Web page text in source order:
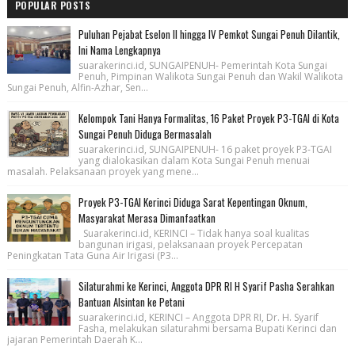
POPULAR POSTS
Puluhan Pejabat Eselon II hingga IV Pemkot Sungai Penuh Dilantik,
Ini Nama Lengkapnya
suarakerinci.id, SUNGAIPENUH- Pemerintah Kota Sungai
Penuh, Pimpinan Walikota Sungai Penuh dan Wakil Walikota
Sungai Penuh, Alfin-Azhar, Sen...
Kelompok Tani Hanya Formalitas, 16 Paket Proyek P3-TGAI di Kota
Sungai Penuh Diduga Bermasalah
suarakerinci.id, SUNGAIPENUH- 16 paket proyek P3-TGAI
yang dialokasikan dalam Kota Sungai Penuh menuai
masalah. Pelaksanaan proyek yang mene...
Proyek P3-TGAI Kerinci Diduga Sarat Kepentingan Oknum,
Masyarakat Merasa Dimanfaatkan
Suarakerinci.id, KERINCI – Tidak hanya soal kualitas
bangunan irigasi, pelaksanaan proyek Percepatan
Peningkatan Tata Guna Air Irigasi (P3...
Silaturahmi ke Kerinci, Anggota DPR RI H Syarif Pasha Serahkan
Bantuan Alsintan ke Petani
suarakerinci.id, KERINCI – Anggota DPR RI, Dr. H. Syarif
Fasha, melakukan silaturahmi bersama Bupati Kerinci dan
jajaran Pemerintah Daerah K...